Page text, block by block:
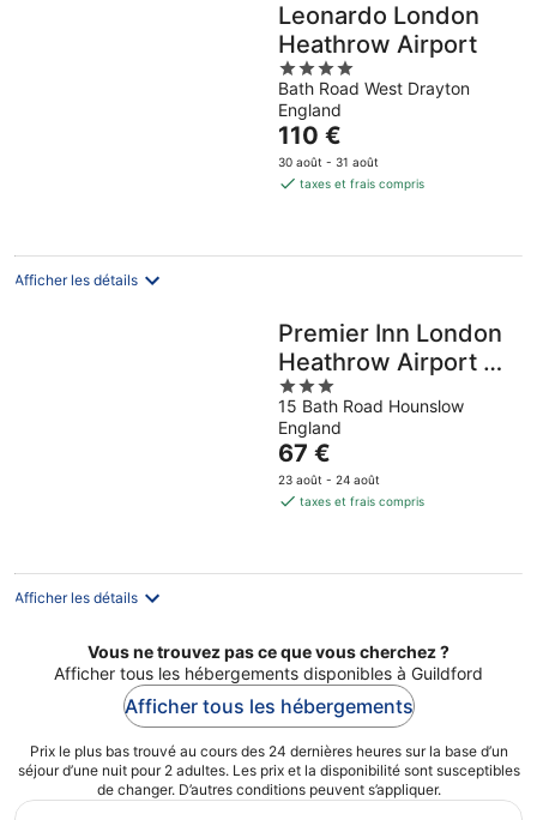
Leonardo London
Heathrow Airport
4
out
of
5
Bath Road West Drayton
England
Le
prix
est
par
110 €
30 août - 31 août
taxes et frais compris
Afficher les détails
Premier Inn London
Heathrow Airport T2
& T3 - Bath Road
3
out
of
5
15 Bath Road Hounslow
England
Le
prix
est
par
67 €
23 août - 24 août
taxes et frais compris
Afficher les détails
Vous ne trouvez pas ce que vous cherchez ?
Afficher tous les hébergements disponibles à Guildford
Afficher tous les hébergements
Prix le plus bas trouvé au cours des 24 dernières heures sur la base d’un
séjour d’une nuit pour 2 adultes. Les prix et la disponibilité sont susceptibles
de changer. D’autres conditions peuvent s’appliquer.